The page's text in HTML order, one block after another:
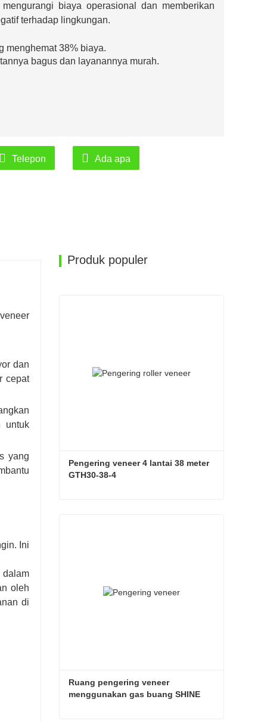
biaya operasional dan memberikan
terhadap lingkungan.
menghemat 38% biaya.
bagus dan layanannya murah.
Telepon Ada apa
dan
cepat
untuk
yang
Ini
oleh
di
Produk populer
Pengering veneer 4 lantai 38 meter
GTH30-38-4
Ruang pengering veneer
menggunakan gas buang SHINE